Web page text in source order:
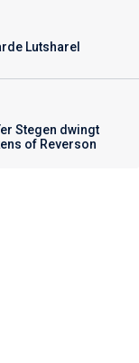
Lutsharel
Stegen dwingt
of Reverson